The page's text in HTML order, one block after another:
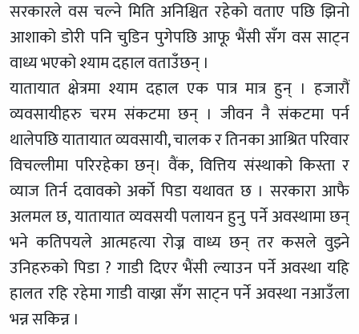
सरकारले वस चल्ने मिति अनिश्चित रहेको वताए पछि झिनो
आशाको डोरी पनि चुडिन पुगेपछि आफू भैंसी सँग वस साट्न
वाध्य भएको श्याम दहाल वताउँछन् ।
यातायात क्षेत्रमा श्याम दहाल एक पात्र मात्र हुन् । हजारौं
व्यवसायीहरु चरम संकटमा छन् । जीवन नै संकटमा पर्न
थालेपछि यातायात व्यवसायी, चालक र तिनका आश्रित परिवार
विचल्लीमा परिरहेका छन्। वैंक, वित्तिय संस्थाको किस्ता र
व्याज तिर्न दवावको अर्को पिडा यथावत छ । सरकारा आफै
अलमल छ, यातायात व्यवसयी पलायन हुनु पर्ने अवस्थामा छन्
भने कतिपयले आत्महत्या रोज्न वाध्य छन् तर कसले वुझ्ने
उनिहरुको पिडा ? गाडी दिएर भैंसी ल्याउन पर्ने अवस्था यहि
हालत रहि रहेमा गाडी वाख्रा सँग साट्न पर्ने अवस्था नआउँला
भन्न सकिन्न ।